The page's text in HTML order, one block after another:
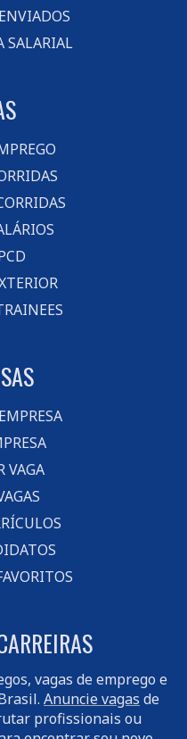
SALARIAL
VAGA
vagas de emprego e
Anuncie vagas de
profissionais ou